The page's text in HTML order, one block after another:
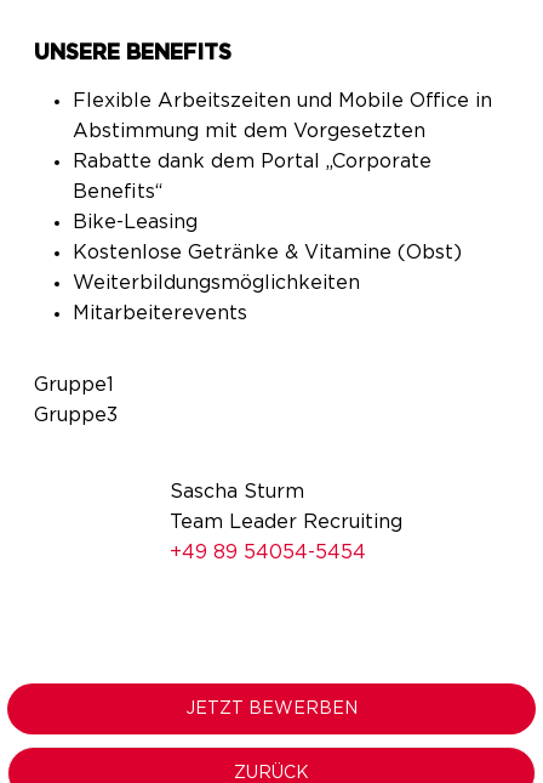
UNSERE BENEFITS
Flexible Arbeitszeiten und Mobile Office in
Abstimmung mit dem Vorgesetzten
Rabatte dank dem Portal „Corporate
Benefits“
Bike-Leasing
Kostenlose Getränke & Vitamine (Obst)
Weiterbildungsmöglichkeiten
Mitarbeiterevents
Gruppe1
Gruppe3
Sascha Sturm
Team Leader Recruiting
+49 89 54054-5454
JETZT BEWERBEN
ZURÜCK